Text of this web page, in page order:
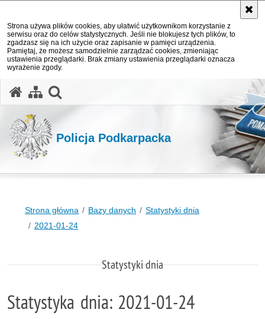
Strona używa plików cookies, aby ułatwić użytkownikom korzystanie z
serwisu oraz do celów statystycznych. Jeśli nie blokujesz tych plików, to
zgadzasz się na ich użycie oraz zapisanie w pamięci urządzenia.
Pamiętaj, że możesz samodzielnie zarządzać cookies, zmieniając
ustawienia przeglądarki. Brak zmiany ustawienia przeglądarki oznacza
wyrażenie zgody.
Policja Podkarpacka
Strona główna Bazy danych
Statystyki dnia
2021-01-24
Statystyki dnia
Statystyka dnia: 2021-01-24